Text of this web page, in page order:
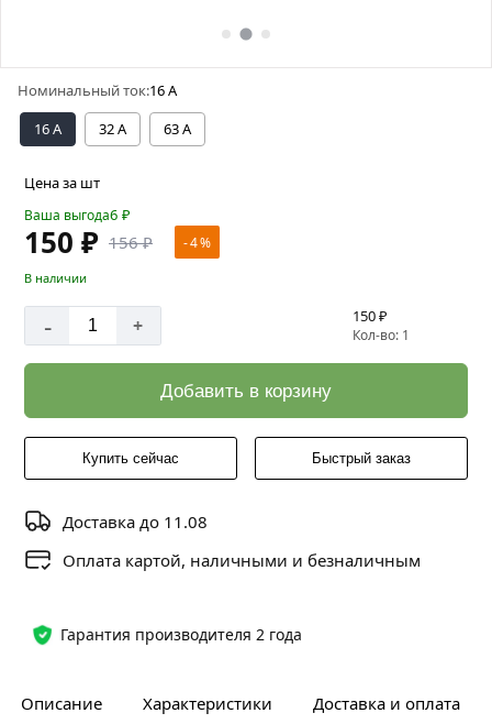
Номинальный ток:16 А
16 А
32 А 63 А
Гарантия производителя 2 года
Цена за шт
Ваша выгода6 ₽
150 ₽ 156 ₽ - 4 %
В наличии
- + 150 ₽
Кол-во: 1
Добавить в корзину
Купить сейчас Быстрый заказ
Доставка до 11.08
Оплата картой, наличными и безналичным
Описание Характеристики Доставка и оплата